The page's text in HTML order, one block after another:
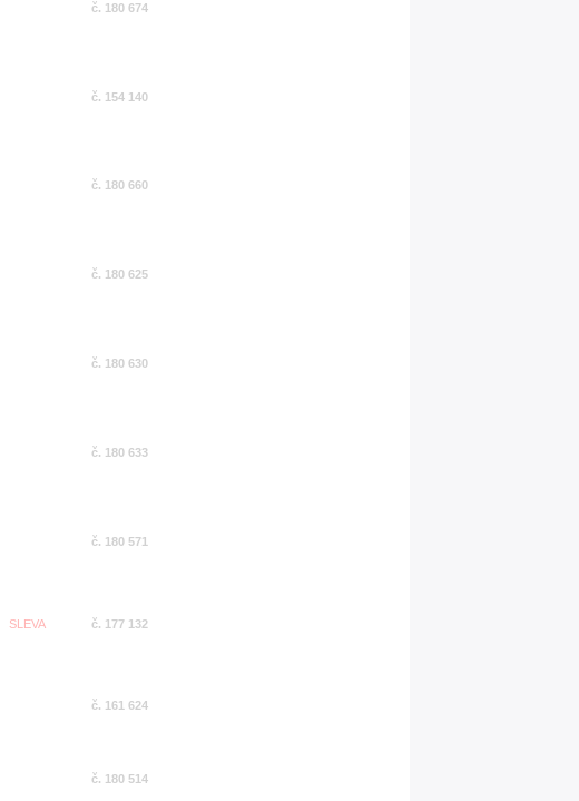
č. 180 674
č. 154 140
č. 180 660
č. 180 625
č. 180 630
č. 180 633
č. 180 571
SLEVA č. 177 132
č. 161 624
č. 180 514